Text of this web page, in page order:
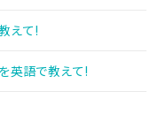
えて!
英語で教えて!